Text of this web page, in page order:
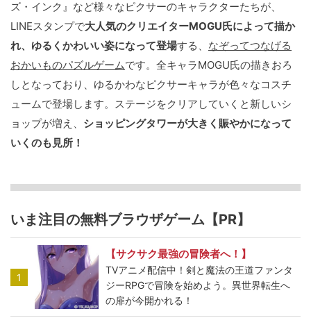
ズ・インク』など様々なピクサーのキャラクターたちが、
LINEスタンプで大人気のクリエイターMOGU氏によって描か
れ、ゆるくかわいい姿になって登場する、 なぞってつなげる
おかいものパズルゲームです。全キャラMOGU氏の描きおろ
しとなっており、ゆるかわなピクサーキャラが色々なコスチ
ュームで登場します。ステージをクリアしていくと新しいシ
ョップが増え、 ショッピングタワーが大きく賑やかになって
いくのも見所！
いま注目の無料ブラウザゲーム【PR】
1
【サクサク最強の冒険者へ！】
TVアニメ配信中！剣と魔法の王道ファンタ
ジーRPGで冒険を始めよう。異世界転生へ
の扉が今開かれる！